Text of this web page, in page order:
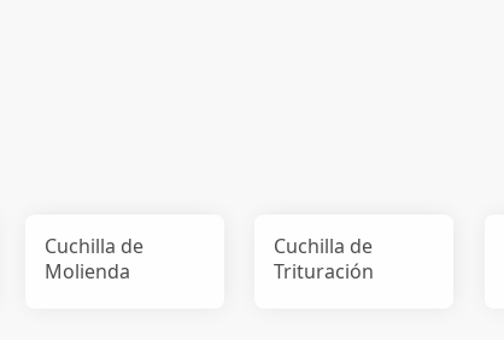
Cuchilla de
Molienda
Cuchilla de
Trituración